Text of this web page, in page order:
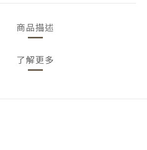
商品描述
了解更多